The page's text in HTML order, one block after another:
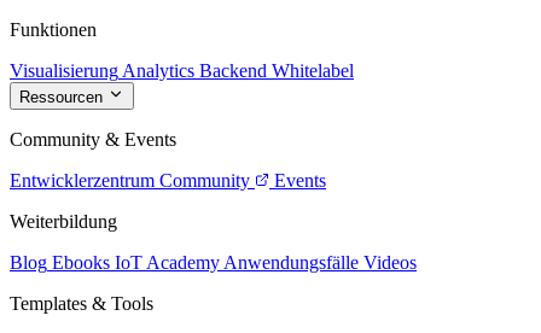
Funktionen
Visualisierung Analytics Backend Whitelabel
Ressourcen
Community & Events
Entwicklerzentrum Community
Events
Weiterbildung
Blog Ebooks IoT Academy Anwendungsfälle Videos
Templates & Tools